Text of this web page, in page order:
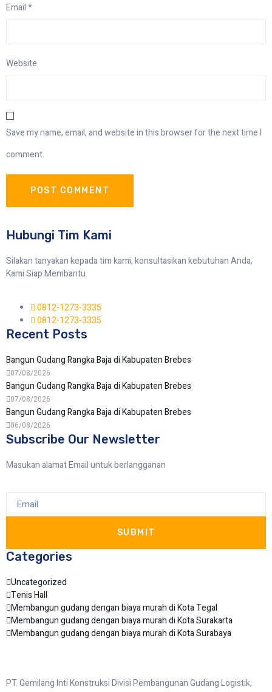
Email*
Website
Save my name, email, and website in this browser for the next time I
comment.
Hubungi Tim Kami
Silakan tanyakan kepada tim kami, konsultasikan kebutuhan Anda,
Kami Siap Membantu.
0812-1273-3335
0812-1273-3335
Recent Posts
Bangun Gudang Rangka Baja di Kabupaten Brebes
07/08/2026
Bangun Gudang Rangka Baja di Kabupaten Brebes
07/08/2026
Bangun Gudang Rangka Baja di Kabupaten Brebes
06/08/2026
Subscribe Our Newsletter
Masukan alamat Email untuk berlangganan
SUBMIT
Categories
Uncategorized
Tenis Hall
Membangun gudang dengan biaya murah di Kota Tegal
Membangun gudang dengan biaya murah di Kota Surakarta
Membangun gudang dengan biaya murah di Kota Surabaya
PT. Gemilang Inti Konstruksi Divisi Pembangunan Gudang Logistik,